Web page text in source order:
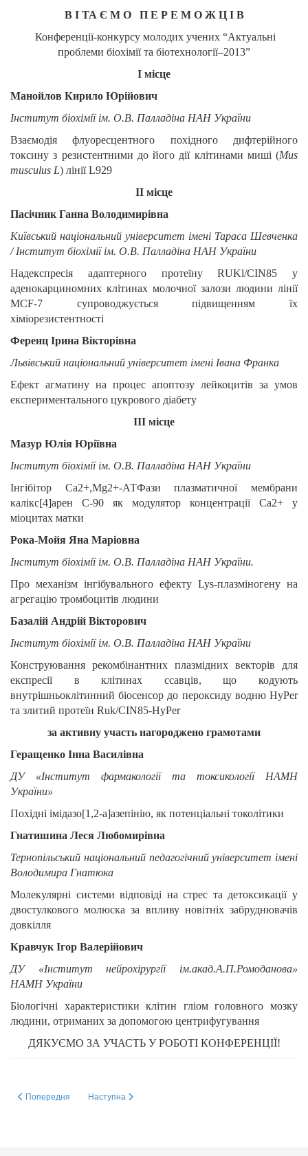
В І ТА Є М О П Е Р Е М О Ж Ц І В
Конференції-конкурсу молодих учених “Актуальні
проблеми біохімії та біотехнології–2013”
І місце
Манойлов Кирило Юрійович
Інститут біохімії ім. О.В. Палладіна НАН України
Взаємодія флуоресцентного похідного дифтерійного
токсину з резистентними до його дії клітинами миші (Mus
musculus L) лінії L929
ІІ місце
Пасічник Ганна Володимирівна
Київський національний університет імені Тараса Шевченка
/ Інститут біохімії ім. О.В. Палладіна НАН України
Надекспресія адаптерного протеїну RUKl/CIN85 у
аденокарциномних клітинах молочної залози людини лінії
MCF-7 супроводжується підвищенням їх
хіміорезистентності
Ференц Ірина Вікторівна
Львівський національний університет імені Івана Франка
Ефект агматину на процес апоптозу лейкоцитів за умов
експериментального цукрового діабету
ІІІ місце
Мазур Юлія Юріївна
Інститут біохімії ім. О.В. Палладіна НАН України
Інгібітор Са2+,Mg2+-АТФази плазматичної мембрани
калікс[4]арен C-90 як модулятор концентрації Са2+ у
міоцитах матки
Рока-Мойя Яна Маріовна
Інститут біохімії ім. О.В. Палладіна НАН України.
Про механізм інгібувального ефекту Lys-плазміногену на
агрегацію тромбоцитів людини
Базалій Андрій Вікторович
Інститут біохімії ім. О.В. Палладіна НАН України
Конструювання рекомбінантних плазмідних векторів для
експресії в клітинах ссавців, що кодують
внутрішньоклітинний біосенсор до пероксиду водню HyPer
та злитий протеїн Ruk/CIN85-HyPer
за активну участь нагороджено грамотами
Геращенко Інна Василівна
ДУ «Інститут фармакології та токсикології НАМН
України»
Похідні імідазо[1,2-а]азепінію, як потенціальні токолітики
Гнатишина Леся Любомирівна
Тернопільський національний педагогічний університет імені
Володимира Гнатюка
Молекулярні системи відповіді на стрес та детоксикації у
двостулкового молюска за впливу новітніх забруднювачів
довкілля
Кравчук Ігор Валерійович
ДУ «Інститут нейрохірургії ім.акад.А.П.Ромоданова»
НАМН України
Біологічні характеристики клітин гліом головного мозку
людини, отриманих за допомогою центрифугування
ДЯКУЄМО ЗА УЧАСТЬ У РОБОТІ КОНФЕРЕНЦІЇ!
Попередня стаття: Інформаційний лист №2
Попередня Наступна стаття: Інформаційний лист №1
Наступна